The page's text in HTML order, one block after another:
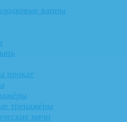
ванны
прокат
тренажёры
мячи